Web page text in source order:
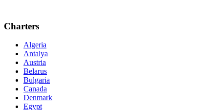
Charters
Algeria
Antalya
Austria
Belarus
Bulgaria
Canada
Denmark
Egypt